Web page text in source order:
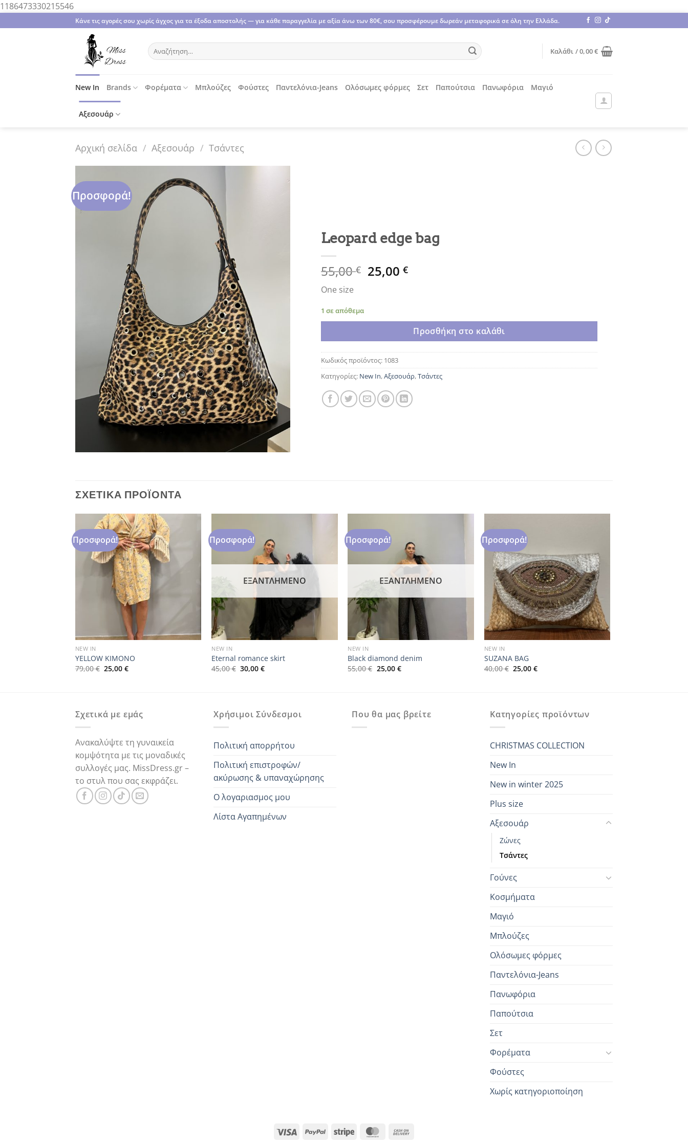
1186473330215546Μετάβαση
στο
περιεχόμενο
Κάνε τις αγορές σου χωρίς άγχος για τα έξοδα αποστολής — για κάθε παραγγελία με αξία άνω των 80€, σου προσφέρουμε δωρεάν μεταφορικά σε όλη την Ελλάδα.
Αναζήτηση
για:
Καλάθι /0,00€
New In Brands Φορέματα Μπλούζες Φούστες Παντελόνια-Jeans Ολόσωμες φόρμες Σετ Παπούτσια Πανωφόρια Μαγιό
Αξεσουάρ
Αρχική σελίδα / Αξεσουάρ / Τσάντες
Προσφορά!
Leopard edge bag
55,00€ Original
price
25,00€Η
25,00 €.
One size
1 σε απόθεμα
Προσθήκη στο καλάθι
Κωδικός προϊόντος: 1083
Κατηγορίες: New In,Αξεσουάρ,Τσάντες
ΣΧΕΤΙΚΆ ΠΡΟΪΌΝΤΑ
Προσφορά!
NEW IN
YELLOW KIMONO
79,00€ Original
price
25,00€Η
Προσφορά!
ΕΞΑΝΤΛΗΜΈΝΟ
NEW IN
Eternal romance skirt
45,00€ Original
price
30,00€Η
Προσφορά!
ΕΞΑΝΤΛΗΜΈΝΟ
NEW IN
Black diamond denim
55,00€ Original
price
25,00 €Η
Προσφορά!
NEW IN
SUZANA BAG
40,00€ Original
price
25,00 €Η
Σχετικά με εμάς
Ανακαλύψτε τη γυναικεία
κομψότητα με τις μοναδικές
συλλογές μας. MissDress.gr –
το στυλ που σας εκφράζει.
Χρήσιμοι Σύνδεσμοι
Πολιτική απορρήτου
Πολιτική επιστροφών/
ακύρωσης & υπαναχώρησης
Ο λογαριασμος μου
Λίστα Αγαπημένων
Που θα μας βρείτε Κατηγορίες προϊόντων
CHRISTMAS COLLECTION
New In
New in winter 2025
Plus size
Αξεσουάρ
Ζώνες
Τσάντες
Γούνες
Κοσμήματα
Μαγιό
Μπλούζες
Ολόσωμες φόρμες
Παντελόνια-Jeans
Πανωφόρια
Παπούτσια
Σετ
Φορέματα
Φούστες
Χωρίς κατηγοριοποίηση